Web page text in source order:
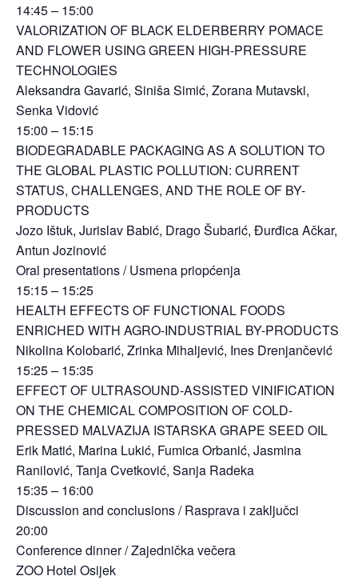
14:45 – 15:00
VALORIZATION OF BLACK ELDERBERRY POMACE
AND FLOWER USING GREEN HIGH-PRESSURE
TECHNOLOGIES
Aleksandra Gavarić, Siniša Simić, Zorana Mutavski,
Senka Vidović
15:00 – 15:15
BIODEGRADABLE PACKAGING AS A SOLUTION TO
THE GLOBAL PLASTIC POLLUTION: CURRENT
STATUS, CHALLENGES, AND THE ROLE OF BY-
PRODUCTS
Jozo Ištuk, Jurislav Babić, Drago Šubarić, Đurđica Ačkar,
Antun Jozinović
Oral presentations / Usmena priopćenja
15:15 – 15:25
HEALTH EFFECTS OF FUNCTIONAL FOODS
ENRICHED WITH AGRO-INDUSTRIAL BY-PRODUCTS
Nikolina Kolobarić, Zrinka Mihaljević, Ines Drenjančević
15:25 – 15:35
EFFECT OF ULTRASOUND-ASSISTED VINIFICATION
ON THE CHEMICAL COMPOSITION OF COLD-
PRESSED MALVAZIJA ISTARSKA GRAPE SEED OIL
Erik Matić, Marina Lukić, Fumica Orbanić, Jasmina
Ranilović, Tanja Cvetković, Sanja Radeka
15:35 – 16:00
Discussion and conclusions / Rasprava i zaključci
20:00
Conference dinner / Zajednička večera
ZOO Hotel Osijek